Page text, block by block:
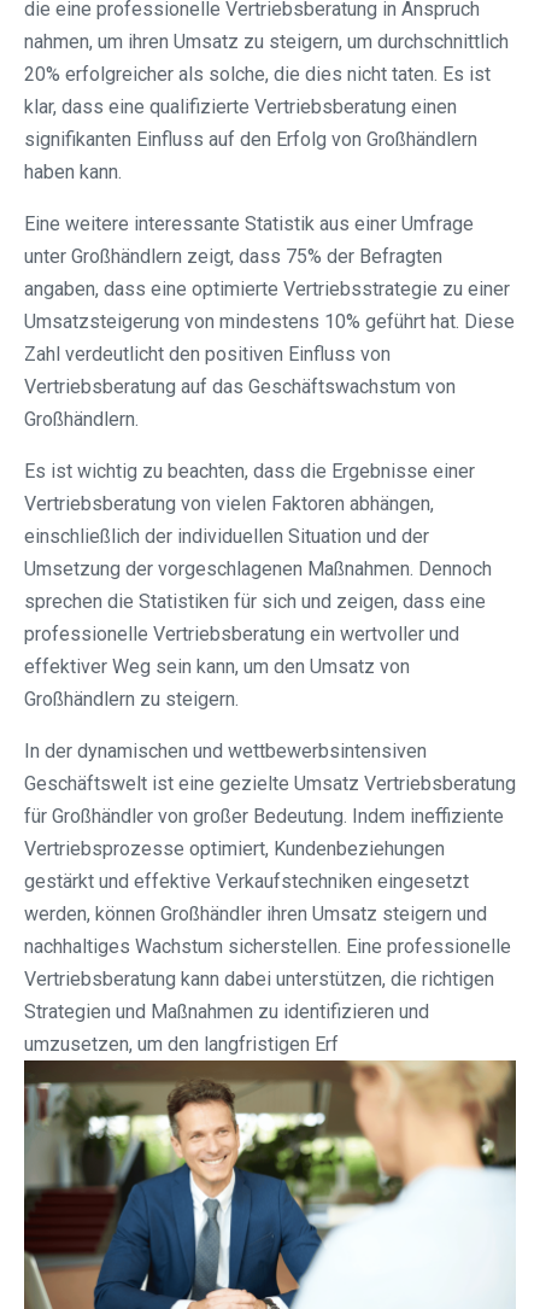
die eine professionelle Vertriebsberatung in Anspruch
nahmen, um ihren Umsatz zu steigern, um durchschnittlich
20% erfolgreicher als solche, die dies nicht taten. Es ist
klar, dass eine qualifizierte Vertriebsberatung einen
signifikanten Einfluss auf den Erfolg von Großhändlern
haben kann.
Eine weitere interessante Statistik aus einer Umfrage
unter Großhändlern zeigt, dass 75% der Befragten
angaben, dass eine optimierte Vertriebsstrategie zu einer
Umsatzsteigerung von mindestens 10% geführt hat. Diese
Zahl verdeutlicht den positiven Einfluss von
Vertriebsberatung auf das Geschäftswachstum von
Großhändlern.
Es ist wichtig zu beachten, dass die Ergebnisse einer
Vertriebsberatung von vielen Faktoren abhängen,
einschließlich der individuellen Situation und der
Umsetzung der vorgeschlagenen Maßnahmen. Dennoch
sprechen die Statistiken für sich und zeigen, dass eine
professionelle Vertriebsberatung ein wertvoller und
effektiver Weg sein kann, um den Umsatz von
Großhändlern zu steigern.
In der dynamischen und wettbewerbsintensiven
Geschäftswelt ist eine gezielte Umsatz Vertriebsberatung
für Großhändler von großer Bedeutung. Indem ineffiziente
Vertriebsprozesse optimiert, Kundenbeziehungen
gestärkt und effektive Verkaufstechniken eingesetzt
werden, können Großhändler ihren Umsatz steigern und
nachhaltiges Wachstum sicherstellen. Eine professionelle
Vertriebsberatung kann dabei unterstützen, die richtigen
Strategien und Maßnahmen zu identifizieren und
umzusetzen, um den langfristigen Erf